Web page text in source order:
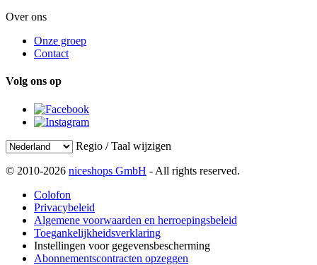
Over ons
Onze groep
Contact
Volg ons op
Regio / Taal wijzigen
© 2010-2026 niceshops GmbH - All rights reserved.
Colofon
Privacybeleid
Algemene voorwaarden en herroepingsbeleid
Toegankelijkheidsverklaring
Instellingen voor gegevensbescherming
Abonnementscontracten opzeggen